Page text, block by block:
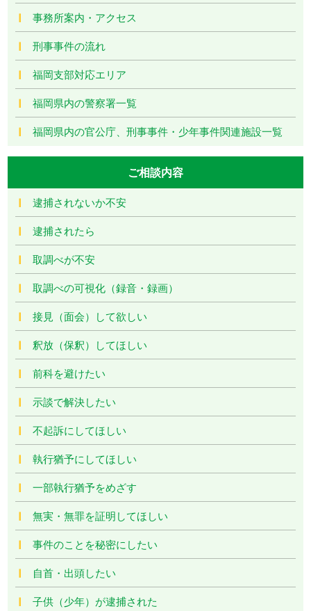
事務所案内・アクセス
刑事事件の流れ
福岡支部対応エリア
福岡県内の警察署一覧
福岡県内の官公庁、刑事事件・少年事件関連施設一覧
ご相談内容
逮捕されないか不安
逮捕されたら
取調べが不安
取調べの可視化（録音・録画）
接見（面会）して欲しい
釈放（保釈）してほしい
前科を避けたい
示談で解決したい
不起訴にしてほしい
執行猶予にしてほしい
一部執行猶予をめざす
無実・無罪を証明してほしい
事件のことを秘密にしたい
自首・出頭したい
子供（少年）が逮捕された